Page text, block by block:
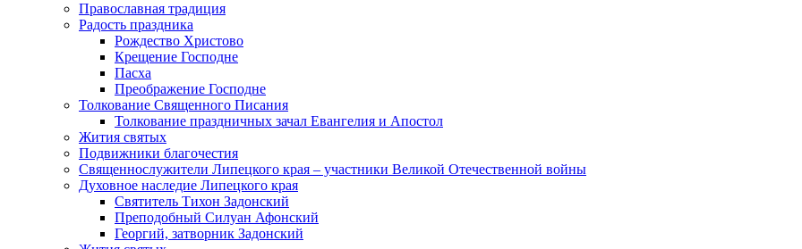
Православная традиция
Радость праздника
Рождество Христово
Крещение Господне
Пасха
Преображение Господне
Толкование Священного Писания
Толкование праздничных зачал Евангелия и Апостол
Жития святых
Подвижники благочестия
Священнослужители Липецкого края – участники Великой Отечественной войны
Духовное наследие Липецкого края
Святитель Тихон Задонский
Преподобный Силуан Афонский
Георгий, затворник Задонский